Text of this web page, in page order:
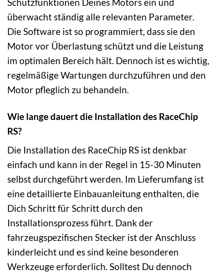
überwacht ständig alle relevanten Parameter.
Die Software ist so programmiert, dass sie den
Motor vor Überlastung schützt und die Leistung
im optimalen Bereich hält. Dennoch ist es wichtig,
regelmäßige Wartungen durchzuführen und den
Motor pfleglich zu behandeln.
Wie lange dauert die Installation des RaceChip
RS?
Die Installation des RaceChip RS ist denkbar
einfach und kann in der Regel in 15-30 Minuten
selbst durchgeführt werden. Im Lieferumfang ist
eine detaillierte Einbauanleitung enthalten, die
Dich Schritt für Schritt durch den
Installationsprozess führt. Dank der
fahrzeugspezifischen Stecker ist der Anschluss
kinderleicht und es sind keine besonderen
Werkzeuge erforderlich. Solltest Du dennoch